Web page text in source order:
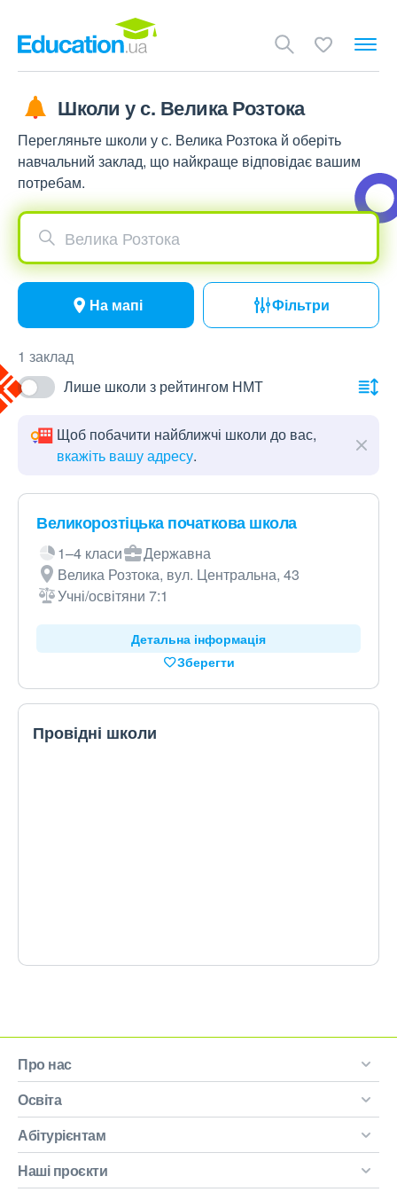
Школи у с. Велика Розтока
Перегляньте школи у с. Велика Розтока й оберіть
навчальний заклад, що найкраще відповідає вашим
потребам.
Велика Розтока
На мапі Фільтри
1 заклад
Лише школи з рейтингом НМТ
Щоб побачити найближчі школи до вас,
вкажіть вашу адресу.
Великорозтіцька початкова школа
1–4 класи
Державна
Велика Розтока, вул. Центральна, 43
Учні/освітяни 7:1
Детальна інформація
Зберегти
Провідні школи
Про нас
Освіта
Абітурієнтам
Наші проєкти